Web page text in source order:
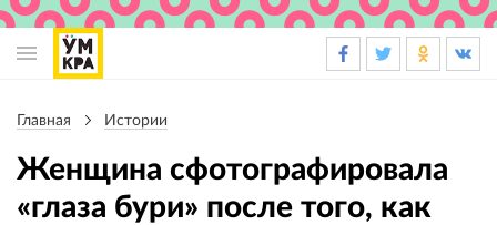
навигации
Главная Истории
Женщина сфотографировала
«глаза бури» после того, как